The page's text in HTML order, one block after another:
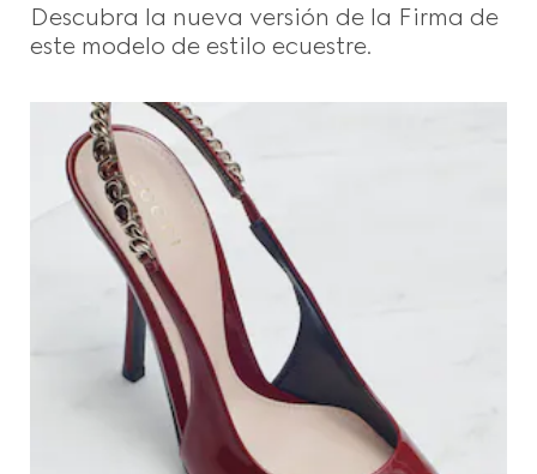
Descubra la nueva versión de la Firma de
este modelo de estilo ecuestre.